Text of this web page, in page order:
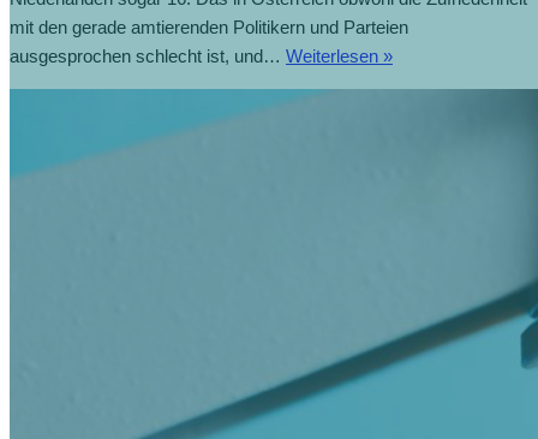
mit den gerade amtierenden Politikern und Parteien
ausgesprochen schlecht ist, und… Weiterlesen »